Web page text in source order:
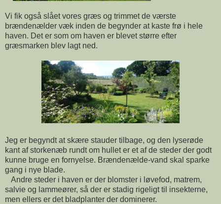
Vi fik også slået vores græs og trimmet de værste
brændenælder væk inden de begynder at kaste frø i hele
haven. Det er som om haven er blevet større efter
græsmarken blev lagt ned.
Jeg er begyndt at skære stauder tilbage, og den lyserøde
kant af storkenæb rundt om hullet er et af de steder der godt
kunne bruge en fornyelse. Brændenælde-vand skal sparke
gang i nye blade.
Andre steder i haven er der blomster i løvefod, matrem,
salvie og lammeører, så der er stadig rigeligt til insekterne,
men ellers er det bladplanter der dominerer.